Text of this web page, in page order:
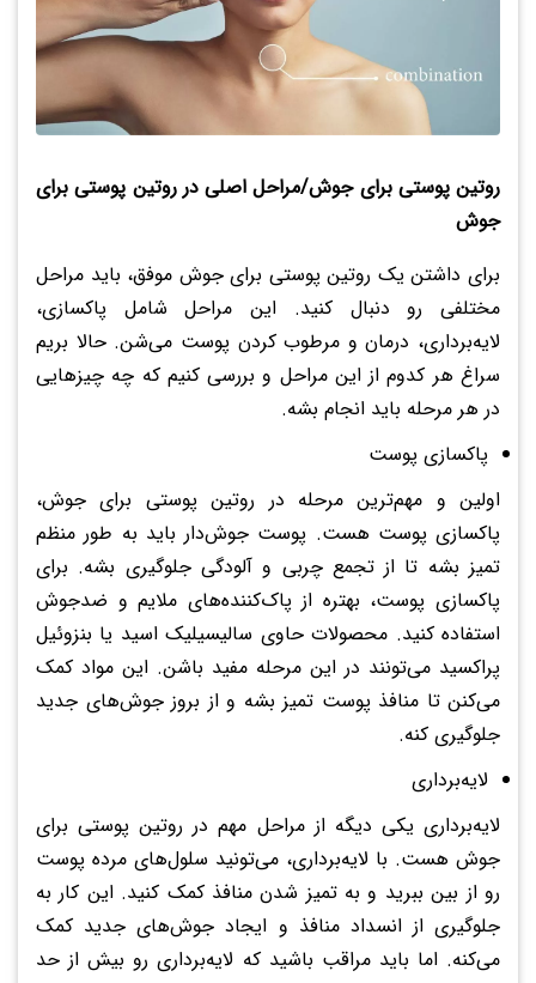
روتین پوستی برای جوش/مراحل اصلی در روتین پوستی برای
جوش
برای داشتن یک روتین پوستی برای جوش موفق، باید مراحل
مختلفی رو دنبال کنید. این مراحل شامل پاکسازی،
لایه‌برداری، درمان و مرطوب کردن پوست می‌شن. حالا بریم
سراغ هر کدوم از این مراحل و بررسی کنیم که چه چیزهایی
در هر مرحله باید انجام بشه.
پاکسازی پوست
اولین و مهم‌ترین مرحله در روتین پوستی برای جوش،
پاکسازی پوست هست. پوست جوش‌دار باید به طور منظم
تمیز بشه تا از تجمع چربی و آلودگی جلوگیری بشه. برای
پاکسازی پوست، بهتره از پاک‌کننده‌های ملایم و ضدجوش
استفاده کنید. محصولات حاوی سالیسیلیک اسید یا بنزوئیل
پراکسید می‌تونند در این مرحله مفید باشن. این مواد کمک
می‌کنن تا منافذ پوست تمیز بشه و از بروز جوش‌های جدید
جلوگیری کنه.
لایه‌برداری
لایه‌برداری یکی دیگه از مراحل مهم در روتین پوستی برای
جوش هست. با لایه‌برداری، می‌تونید سلول‌های مرده پوست
رو از بین ببرید و به تمیز شدن منافذ کمک کنید. این کار به
جلوگیری از انسداد منافذ و ایجاد جوش‌های جدید کمک
می‌کنه. اما باید مراقب باشید که لایه‌برداری رو بیش از حد